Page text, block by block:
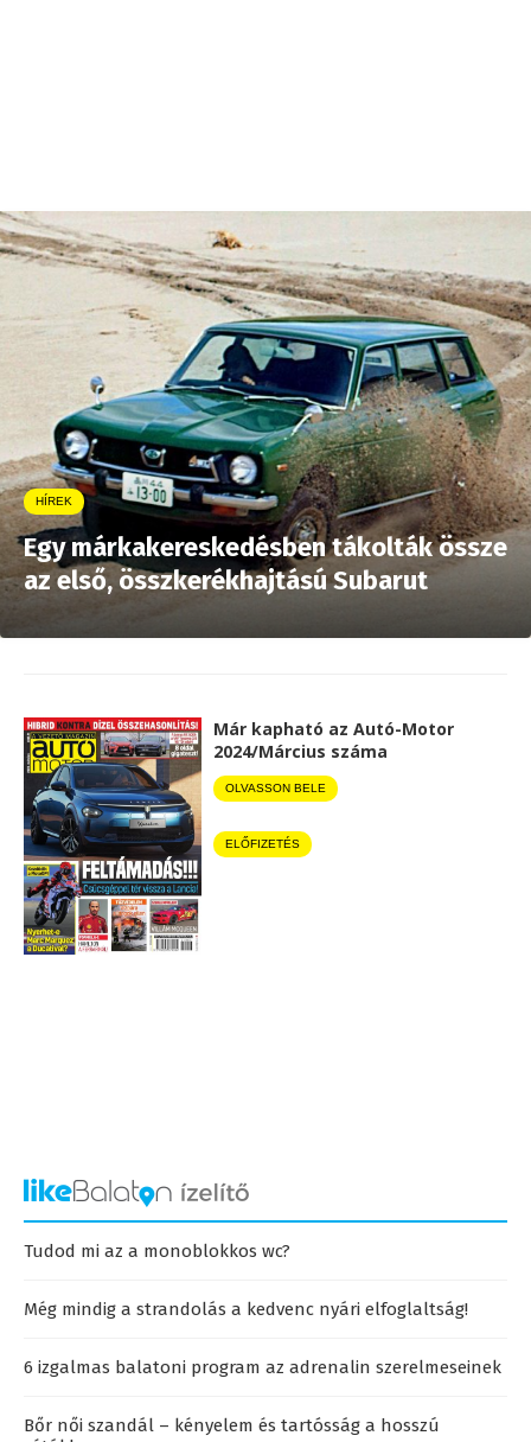
HÍREK
Egy márkakereskedésben tákolták össze
az első, összkerékhajtású Subarut
Már kapható az Autó-Motor
2024/Március száma
OLVASSON BELE
ELŐFIZETÉS
Tudod mi az a monoblokkos wc?
Még mindig a strandolás a kedvenc nyári elfoglaltság!
6 izgalmas balatoni program az adrenalin szerelmeseinek
Bőr női szandál – kényelem és tartósság a hosszú